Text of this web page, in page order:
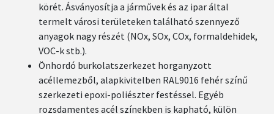
körét. Ásványosítja a járművek és az ipar által
termelt városi területeken található szennyező
anyagok nagy részét (NOx, SOx, COx, formaldehidek,
VOC-k stb.).
Önhordó burkolatszerkezet horganyzott
acéllemezből, alapkivitelben RAL9016 fehér színű
szerkezeti epoxi-poliészter festéssel. Egyéb
rozsdamentes acél színekben is kapható, külön